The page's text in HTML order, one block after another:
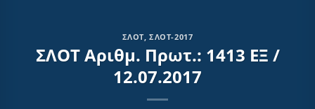
ΣΛΟΤ ,ΣΛΟΤ-2017
ΣΛΟΤ Αριθμ. Πρωτ.: 1413 ΕΞ /
12.07.2017